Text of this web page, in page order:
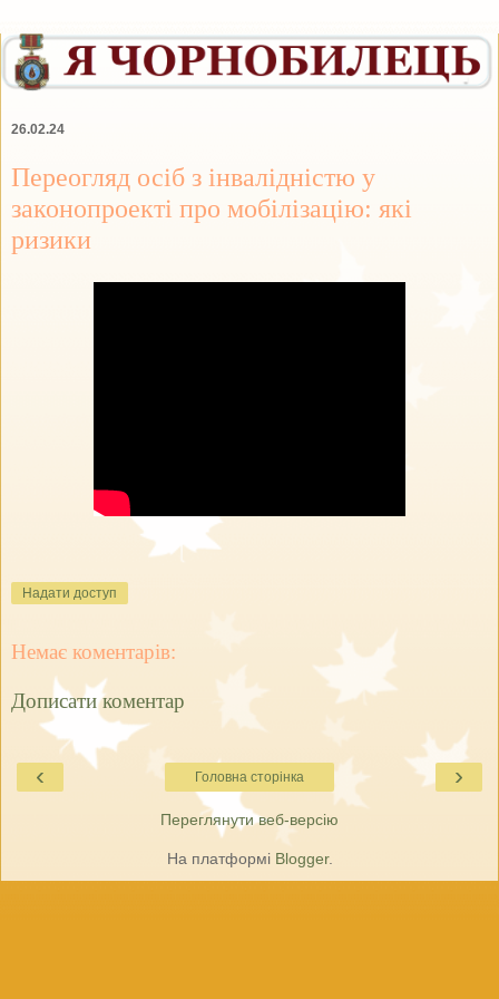
26.02.24
Переогляд осіб з інвалідністю у
законопроекті про мобілізацію: які
ризики
Надати доступ
Немає коментарів:
Дописати коментар
‹ ›
Головна сторінка
Переглянути веб-версію
На платформі Blogger.